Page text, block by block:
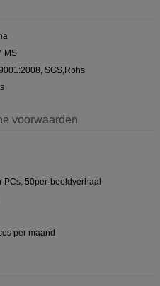
MS
SGS,Rohs
voorwaarden
PCs, 50per-beeldverhaal
per maand